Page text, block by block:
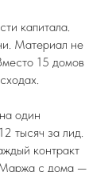
капитала.
Материал не
15 домов
один
тысяч за лид.
контракт
Маржа с дома —